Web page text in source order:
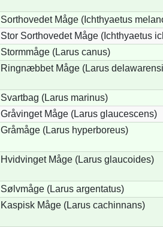
Sorthovedet Måge (Ichthyaetus
Stor Sorthovedet Måge (Ichthyaetus
Stormmåge (Larus canus)
Ringnæbbet Måge (Larus
Svartbag (Larus marinus)
Gråvinget Måge (Larus glaucescens)
Gråmåge (Larus hyperboreus)
Hvidvinget Måge (Larus glaucoides)
Sølvmåge (Larus argentatus)
Kaspisk Måge (Larus cachinnans)